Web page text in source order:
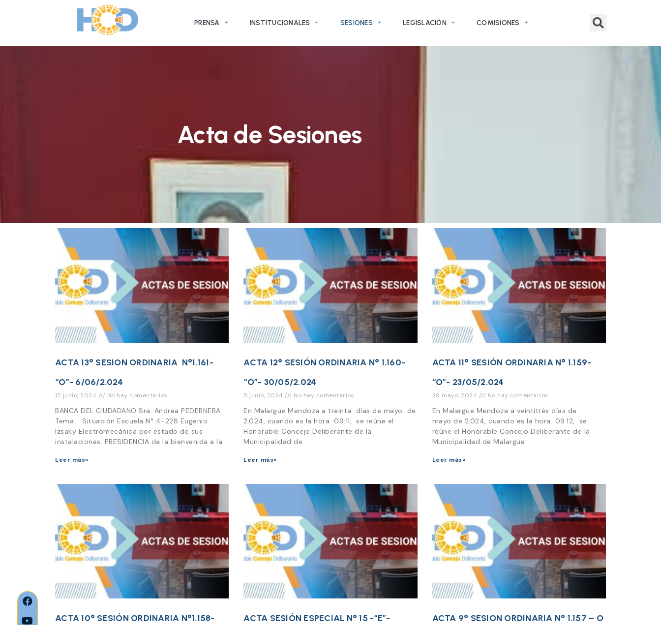
PRENSA INSTITUCIONALES SESIONES LEGISLACIÓN COMISIONES
Acta de Sesiones
ACTA 13° SESION ORDINARIA N°1.161-
“O”- 6/06/2.024
12 junio, 2024 No hay comentarios
BANCA DEL CIUDADANO Sra. Andrea PEDERNERA
Tema: Situación Escuela N° 4-228 Eugenio
Izsaky Electromecánica por estado de sus
instalaciones. PRESIDENCIA da la bienvenida a la
Leer más»
ACTA 12° SESIÓN ORDINARIA N° 1.160-
“O”- 30/05/2.024
5 junio, 2024 No hay comentarios
En Malargüe Mendoza a treinta días de mayo de
2.024, cuando es la hora 09:11, se reúne el
Honorable Concejo Deliberante de la
Municipalidad de
Leer más»
ACTA 11° SESIÓN ORDINARIA N° 1.159-
“O”- 23/05/2.024
29 mayo, 2024 No hay comentarios
En Malargüe Mendoza a veintitrés días de
mayo de 2.024, cuando es la hora 09:12, se
reúne el Honorable Concejo Deliberante de la
Municipalidad de Malargüe
Leer más»
ACTA 10° SESIÓN ORDINARIA N°1.158-
ACTA SESIÓN ESPECIAL N° 15 -“E”-
ACTA 9° SESION ORDINARIA N° 1.157 – O